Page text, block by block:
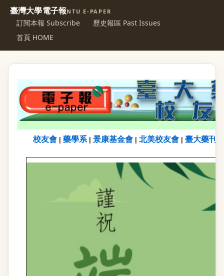
臺灣大學電子報NTU E-PAPER
訂閱本報 Subscribe
歷史報區 Past Issues
首頁 HOME
校友會 藥學系| 景康基金會 北美校友會 臺大藥刊